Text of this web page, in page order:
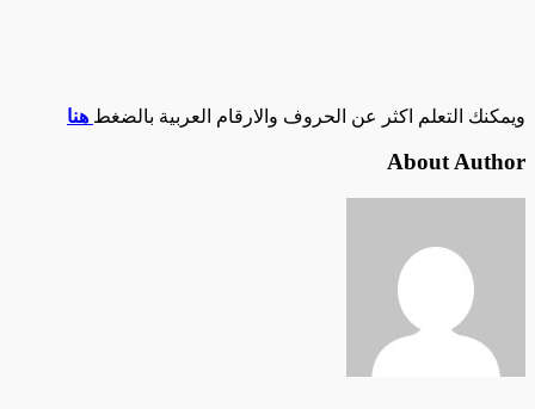
ويمكنك التعلم اكثر عن الحروف والارقام العربية بالضغط هنا
About Author